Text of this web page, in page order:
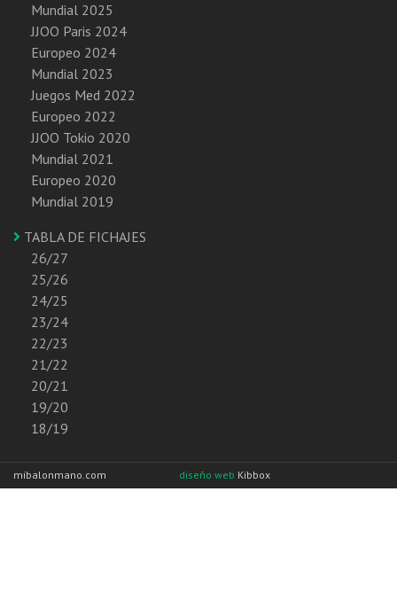
Mundial 2025
JJOO Paris 2024
Europeo 2024
Mundial 2023
Juegos Med 2022
Europeo 2022
JJOO Tokio 2020
Mundial 2021
Europeo 2020
Mundial 2019
TABLA DE FICHAJES
26/27
25/26
24/25
23/24
22/23
21/22
20/21
19/20
18/19
mibalonmano.com diseño web Kibbox